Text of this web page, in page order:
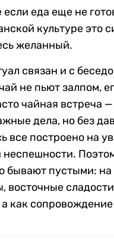
если еда еще не
культуре это
желанный.
связан и с
не пьют залпом,
чайная встреча
дела, но без
все построено на
неспешности.
бывают пустыми: на
восточные
а как